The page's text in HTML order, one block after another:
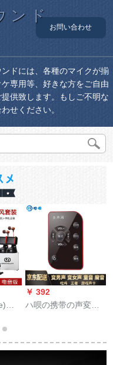
ンド
お問い合わせ
ドには、各種のマイクが揃
専用等、好きな方をご自由
供致します。もしご不明な
せください。
森
バ
叫麦
￥ 392
ハ呗の携带の声変化
えてくれました。ニ